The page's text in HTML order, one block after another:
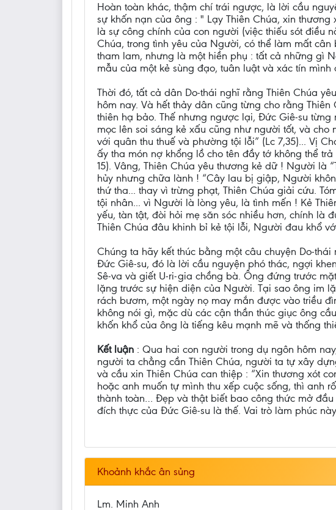
Hoàn toàn khác, thậm chí trái ngược, là lời cầu
sự khốn nạn của ông : " Lạy Thiên Chúa, xin
là sự công chính của con người (việc thiếu sót điều
Chúa, trong tình yêu của Người, có thể làm mất
tham lam, nhưng là một hiền phụ : tất cả những gì
mẫu của một kẻ sùng đạo, tuân luật và xác tín
Thời đó, tất cả dân Do-thái nghĩ rằng Thiên Chúa
hôm nay. Và hết thảy dân cũng từng cho rằng
thiên hạ bảo. Thế nhưng ngược lại, Đức Giê-su
mọc lên soi sáng kẻ xấu cũng như người tốt, và
với quân thu thuế và phường tội lỗi” (Lc 7,35)... Vị
ấy tha món nợ khổng lồ cho tên đầy tớ không thể
15). Vâng, Thiên Chúa yêu thương kẻ dữ ! Người
hủy nhưng chữa lành ! “Cây lau bị giập, Người
thứ tha... thay vì trừng phạt, Thiên Chúa giải cứu.
tội nhân... vì Người là lòng yêu, là tình mến ! Kẻ
yếu, tàn tật, đòi hỏi mẹ săn sóc nhiều hơn, chính là
Thiên Chúa đâu khinh bỉ kẻ tội lỗi, Người đau khổ
Chúng ta hãy kết thúc bằng một câu chuyện Do-
Đức Giê-su, đó là lời cầu nguyện phó thác, ngợi
Sê-va và giết U-ri-gia chồng bà. Ông đứng trước
lặng trước sự hiện diện của Người. Tại sao ông im
rách bươm, một ngày nọ may mắn được vào triều
không nói gì, mặc dù các cận thần thúc giục ông
khốn khổ của ông là tiếng kêu mạnh mẽ và thống
Kết luận : Qua hai con người trong dụ ngôn hôm
người ta chẳng cần Thiên Chúa, người ta tự xây
và cầu xin Thiên Chúa can thiệp : “Xin thương xót
hoặc anh muốn tự mình thu xếp cuộc sống, thì anh
thành toàn… Đẹp và thật biết bao công thức mở đầu
đích thực của Đức Giê-su là thế. Vai trò làm phúc
Khoảnh khắc ân sủng
Lm. Minh Anh